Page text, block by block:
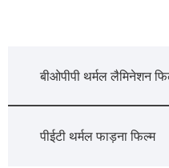
बीओपीपी थर्मल लैमिनेशन
पीईटी थर्मल फाड़ना फिल्म